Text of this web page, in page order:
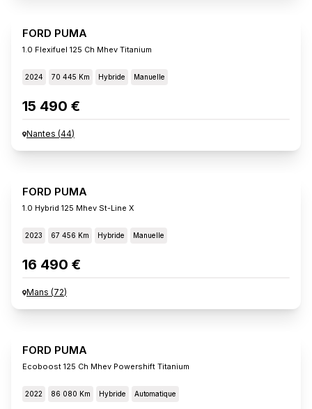
FORD PUMA
1.0 Flexifuel 125 Ch Mhev Titanium
2024 70 445 Km Hybride Manuelle
15 490 €
Nantes (44)
FORD PUMA
1.0 Hybrid 125 Mhev St-Line X
2023 67 456 Km Hybride Manuelle
16 490 €
Mans (72)
FORD PUMA
Ecoboost 125 Ch Mhev Powershift Titanium
2022 86 080 Km Hybride Automatique